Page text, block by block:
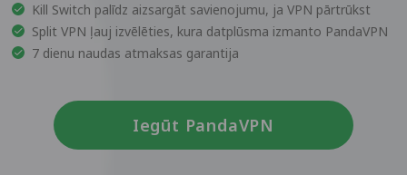
Kill Switch palīdz aizsargāt savienojumu, ja VPN pārtrūkst
Split VPN ļauj izvēlēties, kura datplūsma izmanto PandaVPN
7 dienu naudas atmaksas garantija
Iegūt PandaVPN